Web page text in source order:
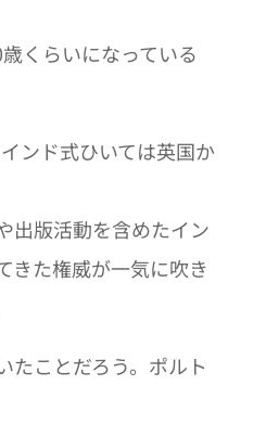
くらいになっている
ンド式ひいては英国か
出版活動を含めたイン
きた権威が一気に吹き
ことだろう。ポルト